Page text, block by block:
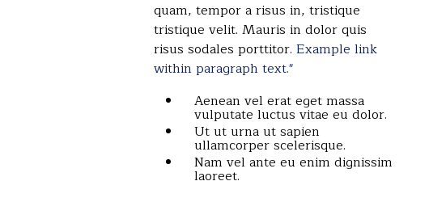
quam, tempor a risus in, tristique
tristique velit. Mauris in dolor quis
risus sodales porttitor. Example link
within paragraph text."
Aenean vel erat eget massa
vulputate luctus vitae eu dolor.
Ut ut urna ut sapien
ullamcorper scelerisque.
Nam vel ante eu enim dignissim
laoreet.